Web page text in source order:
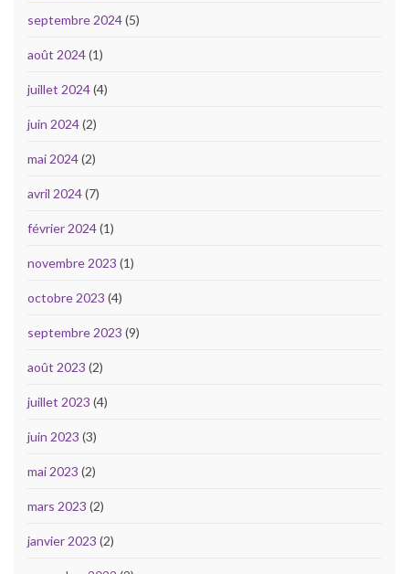
septembre 2024(5)
août 2024(1)
juillet 2024(4)
juin 2024(2)
mai 2024(2)
avril 2024(7)
février 2024(1)
novembre 2023 (1)
octobre 2023 (4)
septembre 2023 (9)
août 2023 (2)
juillet 2023 (4)
juin 2023 (3)
mai 2023 (2)
mars 2023 (2)
janvier 2023 (2)